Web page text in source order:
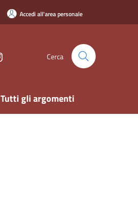
Accedi all'area personale
Cerca
Tutti gli argomenti